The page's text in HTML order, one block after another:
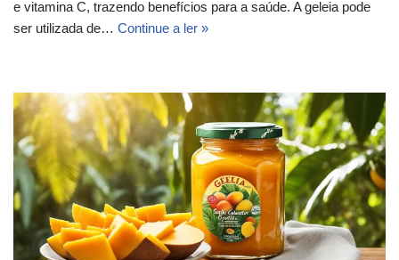
e vitamina C, trazendo benefícios para a saúde. A geleia pode
ser utilizada de… Continue a ler »